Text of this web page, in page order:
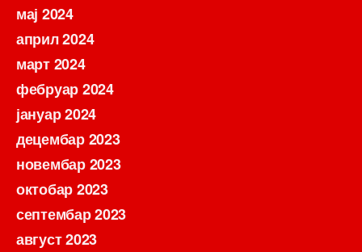
мај 2024
април 2024
март 2024
фебруар 2024
јануар 2024
децембар 2023
новембар 2023
октобар 2023
септембар 2023
август 2023